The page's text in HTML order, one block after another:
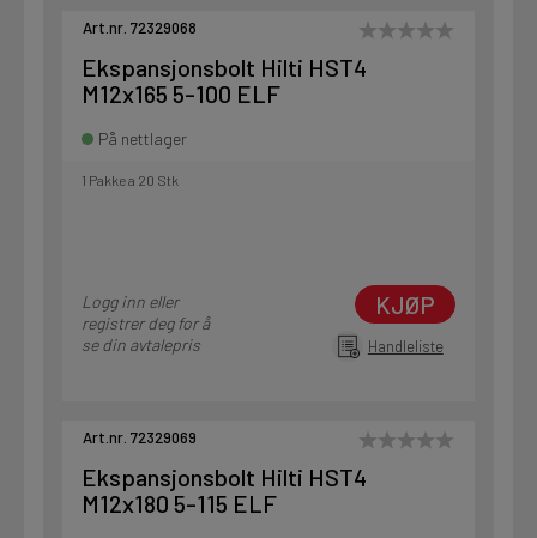
Art.nr. 72329068
Ekspansjonsbolt Hilti HST4
M12x165 5-100 ELF
På nettlager
1 Pakke a 20 Stk
Logg inn eller
registrer deg for å
se din avtalepris
KJØP
Handleliste
Art.nr. 72329069
Ekspansjonsbolt Hilti HST4
M12x180 5-115 ELF